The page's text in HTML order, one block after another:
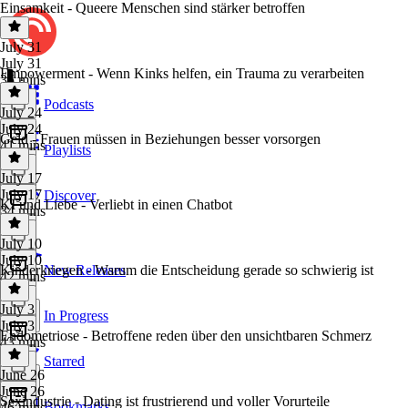
Podcasts
Playlists
Discover
New Releases
In Progress
Starred
Einsamkeit - Queere Menschen sind stärker betroffen
July 31
July 31
35 mins
Empowerment - Wenn Kinks helfen, ein Trauma zu verarbeiten
July 24
July 24
41 mins
Geld - Frauen müssen in Beziehungen besser vorsorgen
July 17
July 17
34 mins
KI und Liebe - Verliebt in einen Chatbot
July 10
July 10
42 mins
Kinderkriegen - Warum die Entscheidung gerade so schwierig ist
July 3
July 3
43 mins
Endometriose - Betroffene reden über den unsichtbaren Schmerz
June 26
June 26
Sexindustrie - Dating ist frustrierend und voller Vorurteile